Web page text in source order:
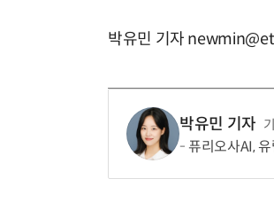
박유민 기자
박유민 기자
퓨리오사AI,